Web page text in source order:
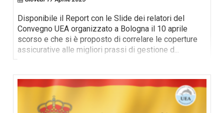
Disponibile il Report con le Slide dei relatori del
Convegno UEA organizzato a Bologna il 10 aprile
scorso e che si è proposto di correlare le coperture
assicurative alle migliori prassi di gestione d...